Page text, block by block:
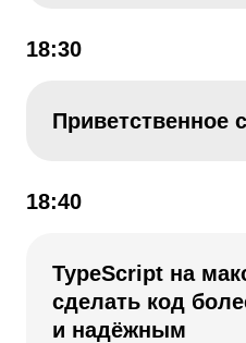
18:30
Приветственное
18:40
TypeScript на
сделать код
и надёжным